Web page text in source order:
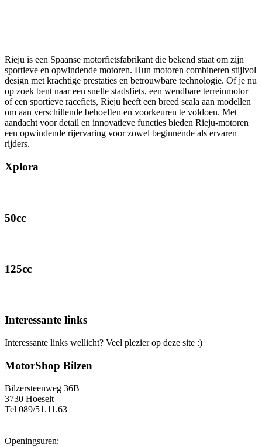
Rieju is een Spaanse motorfietsfabrikant die bekend staat om zijn
sportieve en opwindende motoren. Hun motoren combineren stijlvol
design met krachtige prestaties en betrouwbare technologie. Of je nu
op zoek bent naar een snelle stadsfiets, een wendbare terreinmotor
of een sportieve racefiets, Rieju heeft een breed scala aan modellen
om aan verschillende behoeften en voorkeuren te voldoen. Met
aandacht voor detail en innovatieve functies bieden Rieju-motoren
een opwindende rijervaring voor zowel beginnende als ervaren
rijders.
Xplora
50cc
125cc
Interessante links
Interessante links wellicht? Veel plezier op deze site :)
MotorShop Bilzen
Bilzersteenweg 36B
3730 Hoeselt
Tel 089/51.11.63
Openingsuren: